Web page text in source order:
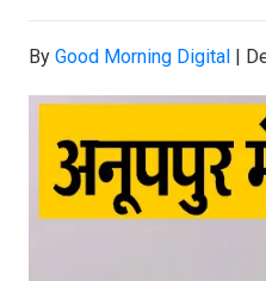
By Good Morning Digital |